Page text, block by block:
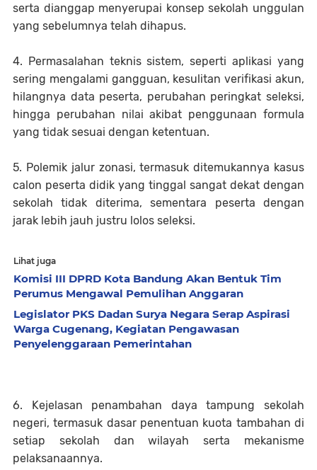
serta dianggap menyerupai konsep sekolah unggulan
yang sebelumnya telah dihapus.
4. Permasalahan teknis sistem, seperti aplikasi yang
sering mengalami gangguan, kesulitan verifikasi akun,
hilangnya data peserta, perubahan peringkat seleksi,
hingga perubahan nilai akibat penggunaan formula
yang tidak sesuai dengan ketentuan.
5. Polemik jalur zonasi, termasuk ditemukannya kasus
calon peserta didik yang tinggal sangat dekat dengan
sekolah tidak diterima, sementara peserta dengan
jarak lebih jauh justru lolos seleksi.
Lihat juga
Komisi III DPRD Kota Bandung Akan Bentuk Tim
Perumus Mengawal Pemulihan Anggaran
Legislator PKS Dadan Surya Negara Serap Aspirasi
Warga Cugenang, Kegiatan Pengawasan
Penyelenggaraan Pemerintahan
6. Kejelasan penambahan daya tampung sekolah
negeri, termasuk dasar penentuan kuota tambahan di
setiap sekolah dan wilayah serta mekanisme
pelaksanaannya.